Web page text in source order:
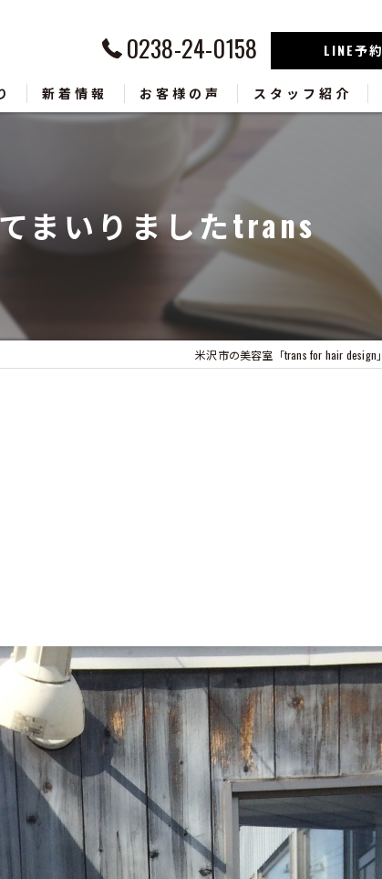
0238-24-0158 LINE予約
新着情報 お客様の声 スタッフ紹介
まいりましたtrans
米沢市の美容室「trans for hair design」